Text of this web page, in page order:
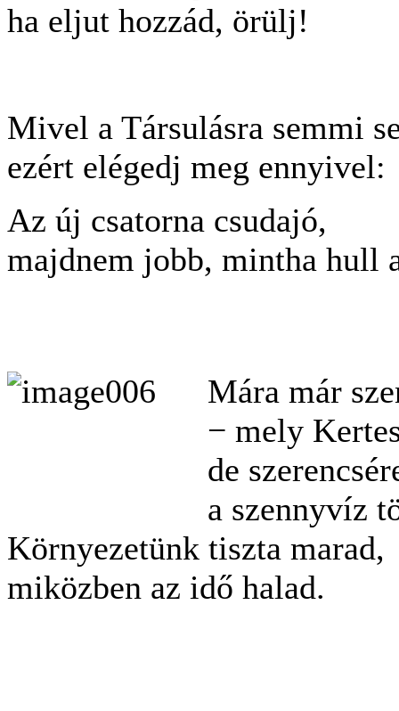
ha eljut hozzád, örülj!
Mivel a Társulásra semmi
ezért elégedj meg ennyivel:
Az új csatorna csudajó,
majdnem jobb, mintha hull
Mára már
− mely
de
a szennyvíz
Környezetünk tiszta marad,
miközben az idő halad.